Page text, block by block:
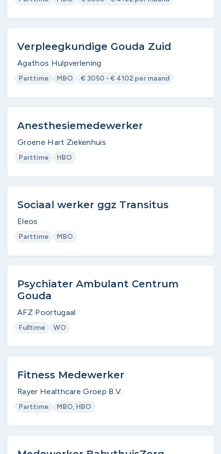
Verpleegkundige Gouda Zuid
Agathos Hulpverlening
Parttime MBO € 3050 - € 4102 per maand
Anesthesiemedewerker
Groene Hart Ziekenhuis
Parttime HBO
Sociaal werker ggz Transitus
Eleos
Parttime MBO
Psychiater Ambulant Centrum
Gouda
AFZ Poortugaal
Fulltime WO
Fitness Medewerker
Rayer Healthcare Groep B.V.
Parttime MBO, HBO